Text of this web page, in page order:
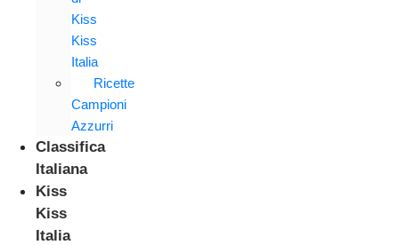
Kiss
Kiss
Italia
Ricette
Campioni
Azzurri
Classifica
Italiana
Kiss
Kiss
Italia